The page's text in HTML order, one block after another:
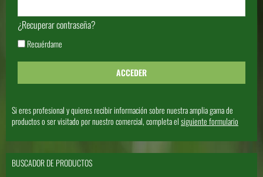
¿Recuperar contraseña?
Recuérdame
Si eres profesional y quieres recibir información sobre nuestra amplia gama de
productos o ser visitado por nuestro comercial, completa elsiguiente formulario
BUSCADOR DE PRODUCTOS